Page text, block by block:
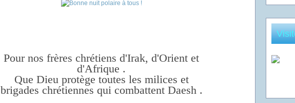
Pour nos frères chrétiens d'Irak, d'Orient et
d'Afrique .
Que Dieu protège toutes les milices et
brigades chrétiennes qui combattent Daesh .